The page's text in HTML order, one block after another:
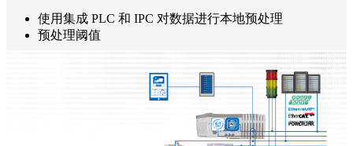
使用集成 PLC 和 IPC 对数据进行本地预处理
预处理阈值